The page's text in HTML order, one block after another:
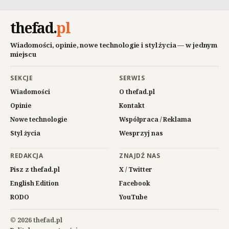
thefad.pl
Wiadomości, opinie, nowe technologie i styl życia — w jednym
miejscu
SEKCJE
Wiadomości
Opinie
Nowe technologie
Styl życia
SERWIS
O thefad.pl
Kontakt
Współpraca / Reklama
Wesprzyj nas
REDAKCJA
Pisz z thefad.pl
English Edition
RODO
ZNAJDŹ NAS
X / Twitter
Facebook
YouTube
© 2026 thefad.pl